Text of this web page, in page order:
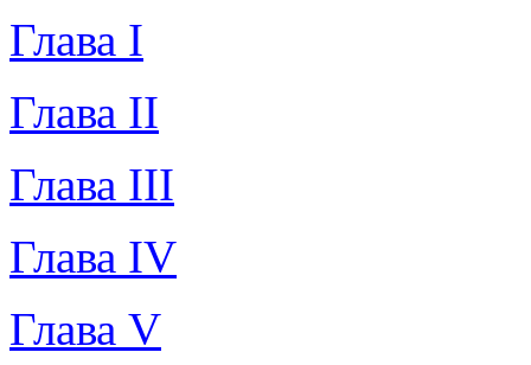
Глава I
Глава II
Глава III
Глава IV
Глава V